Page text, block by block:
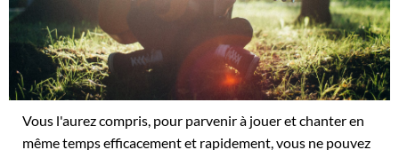
Vous l'aurez compris, pour parvenir à jouer et chanter en
même temps efficacement et rapidement, vous ne pouvez